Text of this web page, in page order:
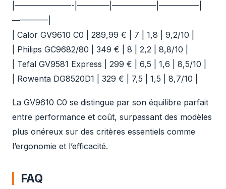
|———————-|————|—————–|—————|
————–|
| Calor GV9610 C0 | 289,99 € | 7 | 1,8 | 9,2/10 |
| Philips GC9682/80 | 349 € | 8 | 2,2 | 8,8/10 |
| Tefal GV9581 Express | 299 € | 6,5 | 1,6 | 8,5/10 |
| Rowenta DG8520D1 | 329 € | 7,5 | 1,5 | 8,7/10 |
La GV9610 C0 se distingue par son équilibre parfait
entre performance et coût, surpassant des modèles
plus onéreux sur des critères essentiels comme
l’ergonomie et l’efficacité.
FAQ